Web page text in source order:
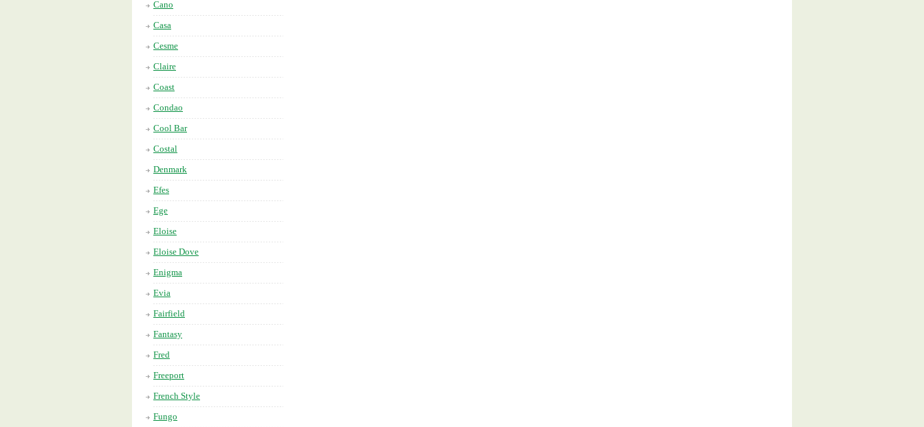
Cano
Casa
Cesme
Claire
Coast
Condao
Cool Bar
Costal
Denmark
Efes
Ege
Eloise
Eloise Dove
Enigma
Evia
Fairfield
Fantasy
Fred
Freeport
French Style
Fungo